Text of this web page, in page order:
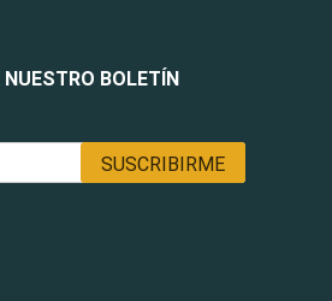
NUESTRO BOLETÍN